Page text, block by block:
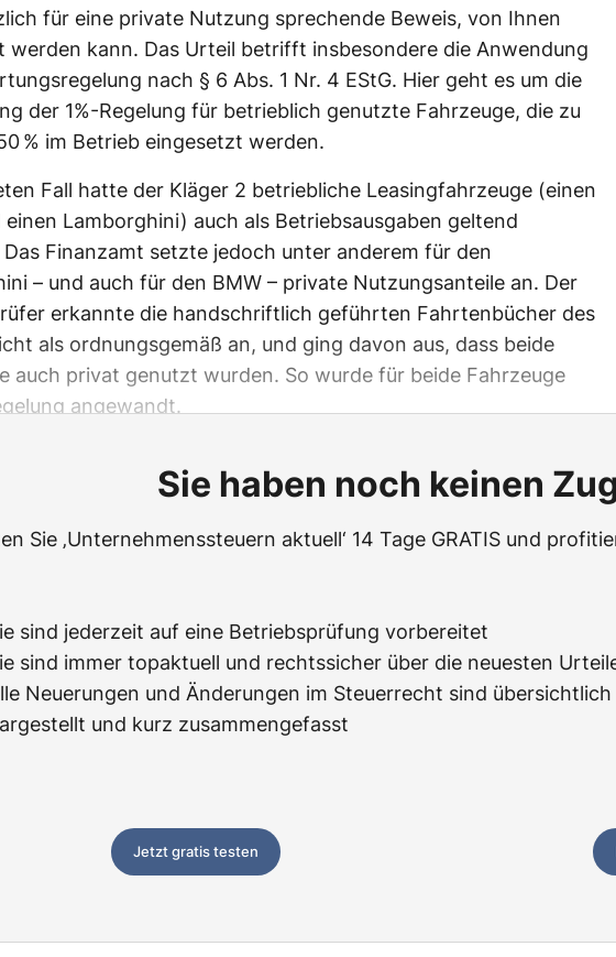
für eine private Nutzung sprechende Beweis, von Ihnen
werden kann. Das Urteil betrifft insbesondere die Anwendung
nach § 6 Abs. 1 Nr. 4 EStG. Hier geht es um die
der 1%-Regelung für betrieblich genutzte Fahrzeuge, die zu
% im Betrieb eingesetzt werden.
Fall hatte der Kläger 2 betriebliche Leasingfahrzeuge (einen
einen Lamborghini) auch als Betriebsausgaben geltend
Finanzamt setzte jedoch unter anderem für den
– und auch für den BMW – private Nutzungsanteile an. Der
erkannte die handschriftlich geführten Fahrtenbücher des
als ordnungsgemäß an, und ging davon aus, dass beide
auch privat genutzt wurden. So wurde für beide Fahrzeuge
angewandt.
Sie haben noch keinen
Sie ‚Unternehmenssteuern aktuell‘ 14 Tage GRATIS und
sind jederzeit auf eine Betriebsprüfung vorbereitet
sind immer topaktuell und rechtssicher über die neuesten
Neuerungen und Änderungen im Steuerrecht sind
und kurz zusammengefasst
Jetzt gratis testen